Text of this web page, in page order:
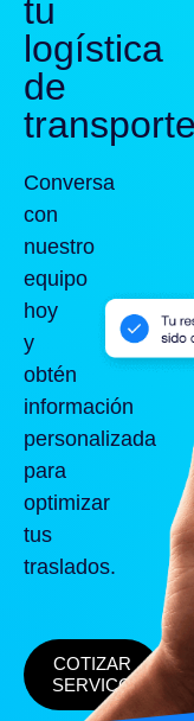
tu
logística
de
Conversa
con
nuestro
equipo
hoy
y
obtén
información
personalizada
para
optimizar
tus
traslados.
COTIZAR
SERVICO